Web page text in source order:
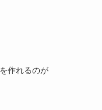
作れるのが